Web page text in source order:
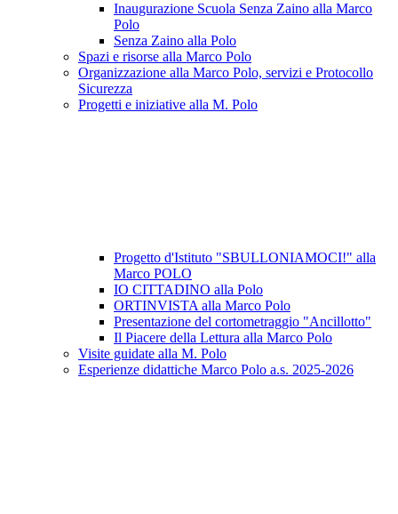
Inaugurazione Scuola Senza Zaino alla Marco
Polo
Senza Zaino alla Polo
Spazi e risorse alla Marco Polo
Organizzazione alla Marco Polo, servizi e Protocollo
Sicurezza
Progetti e iniziative alla M. Polo
Progetto d'Istituto "SBULLONIAMOCI!" alla
Marco POLO
IO CITTADINO alla Polo
ORTINVISTA alla Marco Polo
Presentazione del cortometraggio "Ancillotto"
Il Piacere della Lettura alla Marco Polo
Visite guidate alla M. Polo
Esperienze didattiche Marco Polo a.s. 2025-2026